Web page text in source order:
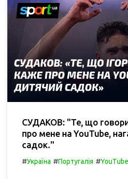
СУДАКОВ: "Те, що
про мене на YouTube,
садок."
#Україна #Португалія #YouTube